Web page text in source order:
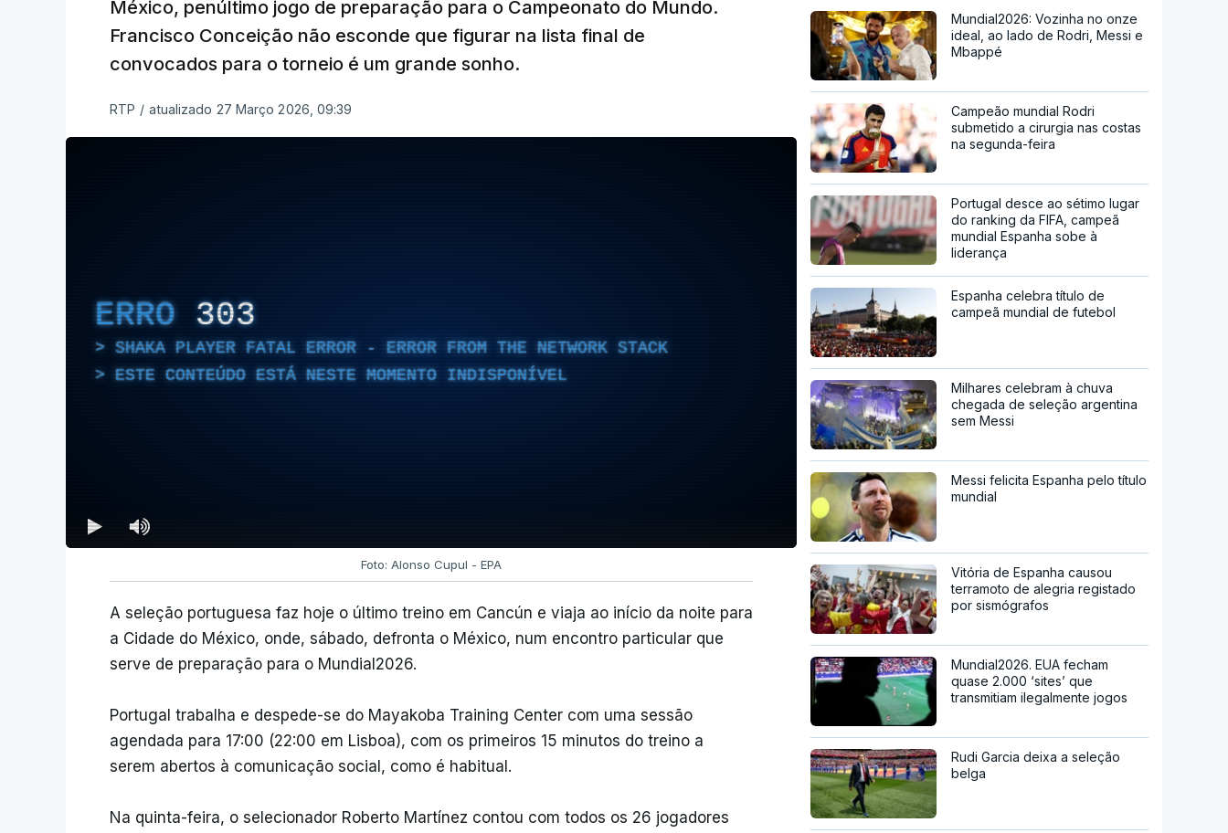
México, penúltimo jogo de preparação para o Campeonato do Mundo.
Francisco Conceição não esconde que figurar na lista final de
convocados para o torneio é um grande sonho.
RTP / atualizado 27 Março 2026, 09:39
ERRO 303
SHAKA PLAYER FATAL ERROR - ERROR FROM THE NETWORK STACK
ESTE CONTEÚDO ESTÁ NESTE MOMENTO INDISPONÍVEL
Foto: Alonso Cupul - EPA
A seleção portuguesa faz hoje o último treino em Cancún e viaja ao início da noite para
a Cidade do México, onde, sábado, defronta o México, num encontro particular que
serve de preparação para o Mundial2026.
Portugal trabalha e despede-se do Mayakoba Training Center com uma sessão
agendada para 17:00 (22:00 em Lisboa), com os primeiros 15 minutos do treino a
serem abertos à comunicação social, como é habitual.
Na quinta-feira, o selecionador Roberto Martínez contou com todos os 26 jogadores
Mundial2026: Vozinha no onze
ideal, ao lado de Rodri, Messi e
Mbappé
Campeão mundial Rodri
submetido a cirurgia nas costas
na segunda-feira
Portugal desce ao sétimo lugar
do ranking da FIFA, campeã
mundial Espanha sobe à
liderança
Espanha celebra título de
campeã mundial de futebol
Milhares celebram à chuva
chegada de seleção argentina
sem Messi
Messi felicita Espanha pelo título
mundial
Vitória de Espanha causou
terramoto de alegria registado
por sismógrafos
Mundial2026. EUA fecham
quase 2.000 ‘sites’ que
transmitiam ilegalmente jogos
Rudi Garcia deixa a seleção
belga